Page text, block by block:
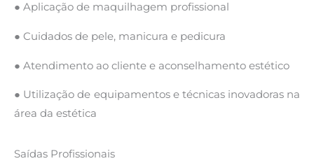
● Aplicação de maquilhagem profissional
● Cuidados de pele, manicura e pedicura
● Atendimento ao cliente e aconselhamento estético
● Utilização de equipamentos e técnicas inovadoras na
área da estética
Saídas Profissionais